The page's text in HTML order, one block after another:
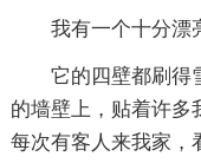
我有一个十分漂
它的四壁都刷得
的墙壁上，贴着许多
每次有客人来我家，